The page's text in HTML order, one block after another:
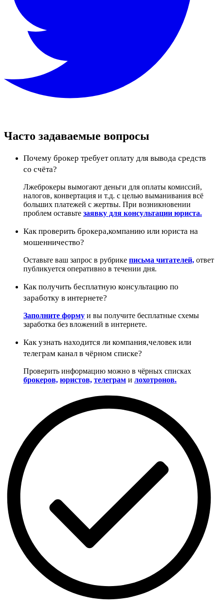
Часто задаваемые вопросы
Почему брокер требует оплату для вывода средств
со счёта?
Лжеброкеры вымогают деньги для оплаты комиссий,
налогов, конвертация и т.д. с целью выманивания всё
больших платежей с жертвы. При возникновении
проблем оставьте заявку для консультации юриста.
Как проверить брокера,компанию или юриста на
мошенничество?
Оставьте ваш запрос в рубрике письма читателей, ответ
публикуется оперативно в течении дня.
Как получить бесплатную консультацию по
заработку в интернете?
Заполните форму и вы получите бесплатные схемы
заработка без вложений в интернете.
Как узнать находится ли компания,человек или
телеграм канал в чёрном списке?
Проверить информацию можно в чёрных списках
брокеров, юристов, телеграм и лохотронов.